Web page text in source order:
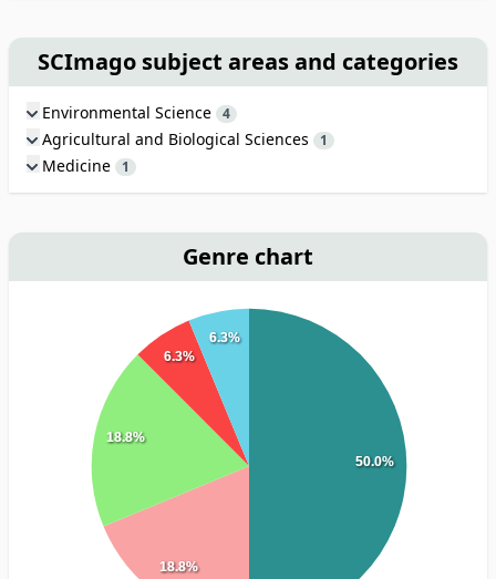
SCImago subject areas and categories
Environmental Science 4
Agricultural and Biological Sciences 1
Medicine 1
Genre chart
50.0%
18.8%
18.8%
6.3%
6.3%